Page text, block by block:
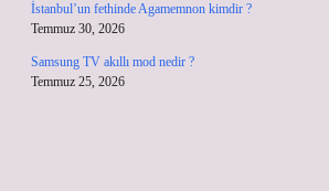
İstanbul’un fethinde Agamemnon kimdir ?
Temmuz 30, 2026
Samsung TV akıllı mod nedir ?
Temmuz 25, 2026